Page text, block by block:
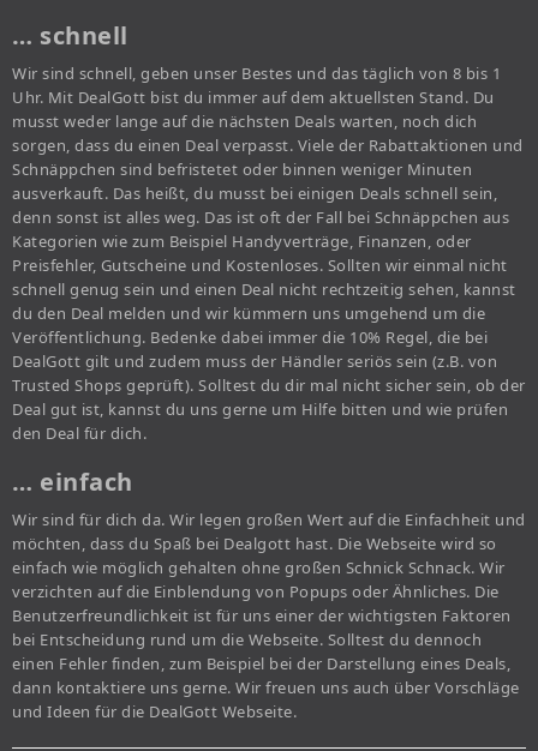
… schnell
Wir sind schnell, geben unser Bestes und das täglich von 8 bis 1
Uhr. Mit DealGott bist du immer auf dem aktuellsten Stand. Du
musst weder lange auf die nächsten Deals warten, noch dich
sorgen, dass du einen Deal verpasst. Viele der Rabattaktionen und
Schnäppchen sind befristetet oder binnen weniger Minuten
ausverkauft. Das heißt, du musst bei einigen Deals schnell sein,
denn sonst ist alles weg. Das ist oft der Fall bei Schnäppchen aus
Kategorien wie zum Beispiel Handyverträge, Finanzen, oder
Preisfehler, Gutscheine und Kostenloses. Sollten wir einmal nicht
schnell genug sein und einen Deal nicht rechtzeitig sehen, kannst
du den Deal melden und wir kümmern uns umgehend um die
Veröffentlichung. Bedenke dabei immer die 10% Regel, die bei
DealGott gilt und zudem muss der Händler seriös sein (z.B. von
Trusted Shops geprüft). Solltest du dir mal nicht sicher sein, ob der
Deal gut ist, kannst du uns gerne um Hilfe bitten und wie prüfen
den Deal für dich.
… einfach
Wir sind für dich da. Wir legen großen Wert auf die Einfachheit und
möchten, dass du Spaß bei Dealgott hast. Die Webseite wird so
einfach wie möglich gehalten ohne großen Schnick Schnack. Wir
verzichten auf die Einblendung von Popups oder Ähnliches. Die
Benutzerfreundlichkeit ist für uns einer der wichtigsten Faktoren
bei Entscheidung rund um die Webseite. Solltest du dennoch
einen Fehler finden, zum Beispiel bei der Darstellung eines Deals,
dann kontaktiere uns gerne. Wir freuen uns auch über Vorschläge
und Ideen für die DealGott Webseite.